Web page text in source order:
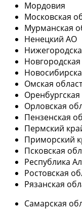
Мордовия
Московская
Мурманская
Ненецкий АО
Омская
Оренбургская
Орловская
Пензенская
Пермский
Приморский
Псковская
Республика
Ростовская
Рязанская
Самарская